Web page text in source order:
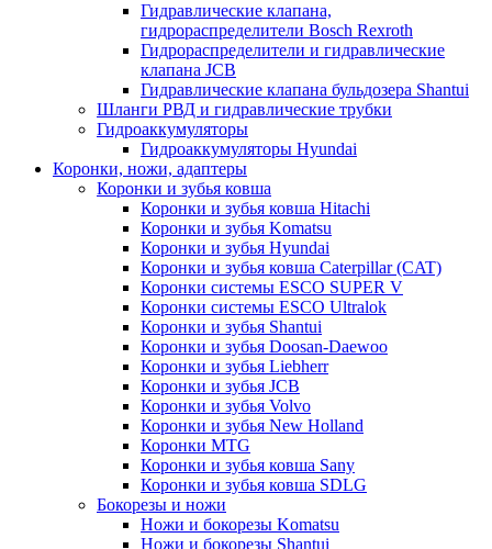
Гидравлические клапана,
гидрораспределители Bosch Rexroth
Гидрораспределители и гидравлические
клапана JCB
Гидравлические клапана бульдозера Shantui
Шланги РВД и гидравлические трубки
Гидроаккумуляторы
Гидроаккумуляторы Hyundai
Коронки, ножи, адаптеры
Коронки и зубья ковша
Коронки и зубья ковша Hitachi
Коронки и зубья Komatsu
Коронки и зубья Hyundai
Коронки и зубья ковша Caterpillar (CAT)
Коронки системы ESCO SUPER V
Коронки системы ESCO Ultralok
Коронки и зубья Shantui
Коронки и зубья Doosan-Daewoo
Коронки и зубья Liebherr
Коронки и зубья JCB
Коронки и зубья Volvo
Коронки и зубья New Holland
Коронки MTG
Коронки и зубья ковша Sany
Коронки и зубья ковша SDLG
Бокорезы и ножи
Ножи и бокорезы Komatsu
Ножи и бокорезы Shantui